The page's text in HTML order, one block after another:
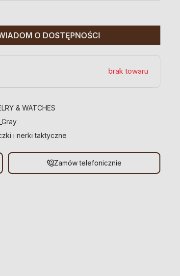
O DOSTĘPNOŚCI
brak towaru
& WATCHES
i nerki taktyczne
Zamów telefonicznie